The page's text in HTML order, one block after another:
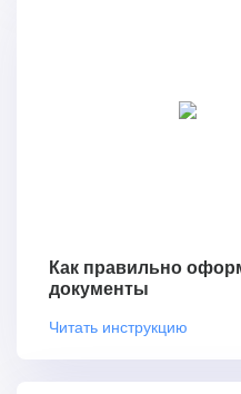
Как правильно
документы
Читать инструкцию